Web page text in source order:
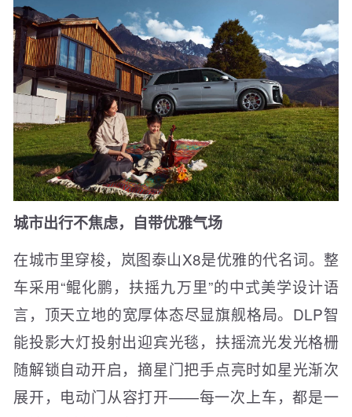
城市出行不焦虑，自带优雅气场
在城市里穿梭，岚图泰山X8是优雅的代名词。整
车采用“鲲化鹏，扶摇九万里”的中式美学设计语
言，顶天立地的宽厚体态尽显旗舰格局。DLP智
能投影大灯投射出迎宾光毯，扶摇流光发光格栅
随解锁自动开启，摘星门把手点亮时如星光渐次
展开，电动门从容打开——每一次上车，都是一